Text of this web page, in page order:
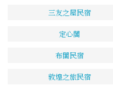
三友之屋民宿
定心閣
布閣民宿
敦煌之旅民宿